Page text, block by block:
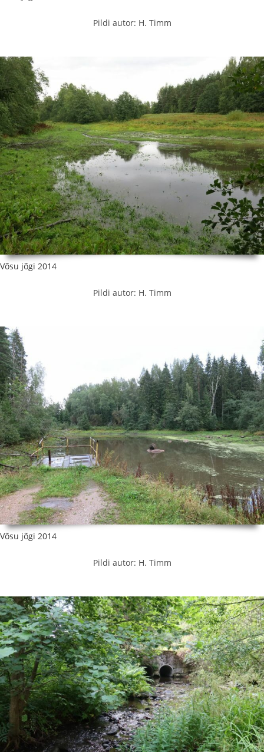
Pildi autor: H. Timm
Võsu jõgi 2014
Pildi autor: H. Timm
Võsu jõgi 2014
Pildi autor: H. Timm